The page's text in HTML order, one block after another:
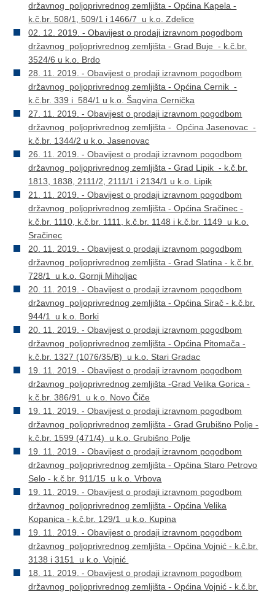
državnog poljoprivrednog zemljišta - Općina Kapela -
k.č.br. 508/1, 509/1 i 1466/7 u k.o. Zdelice
02. 12. 2019. - Obavijest o prodaji izravnom pogodbom
državnog poljoprivrednog zemljišta - Grad Buje - k.č.br.
3524/6 u k.o. Brdo
28. 11. 2019. - Obavijest o prodaji izravnom pogodbom
državnog poljoprivrednog zemljišta - Općina Cernik -
k.č.br. 339 i 584/1 u k.o. Šagvina Cernička
27. 11. 2019. - Obavijest o prodaji izravnom pogodbom
državnog poljoprivrednog zemljišta - Općina Jasenovac -
k.č.br. 1344/2 u k.o. Jasenovac
26. 11. 2019. - Obavijest o prodaji izravnom pogodbom
državnog poljoprivrednog zemljišta - Grad Lipik - k.č.br.
1813, 1838, 2111/2, 2111/1 i 2134/1 u k.o. Lipik
21. 11. 2019. - Obavijest o prodaji izravnom pogodbom
državnog poljoprivrednog zemljišta - Općina Sračinec -
k.č.br. 1110, k.č.br. 1111, k.č.br. 1148 i k.č.br. 1149 u k.o.
Sračinec
20. 11. 2019. - Obavijest o prodaji izravnom pogodbom
državnog poljoprivrednog zemljišta - Grad Slatina - k.č.br.
728/1 u k.o. Gornji Miholjac
20. 11. 2019. - Obavijest o prodaji izravnom pogodbom
državnog poljoprivrednog zemljišta - Općina Sirač - k.č.br.
944/1 u k.o. Borki
20. 11. 2019. - Obavijest o prodaji izravnom pogodbom
državnog poljoprivrednog zemljišta - Općina Pitomača -
k.č.br. 1327 (1076/35/B) u k.o. Stari Gradac
19. 11. 2019. - Obavijest o prodaji izravnom pogodbom
državnog poljoprivrednog zemljišta -Grad Velika Gorica -
k.č.br. 386/91 u k.o. Novo Čiče
19. 11. 2019. - Obavijest o prodaji izravnom pogodbom
državnog poljoprivrednog zemljišta - Grad Grubišno Polje -
k.č.br. 1599 (471/4) u k.o. Grubišno Polje
19. 11. 2019. - Obavijest o prodaji izravnom pogodbom
državnog poljoprivrednog zemljišta - Općina Staro Petrovo
Selo - k.č.br. 911/15 u k.o. Vrbova
19. 11. 2019. - Obavijest o prodaji izravnom pogodbom
državnog poljoprivrednog zemljišta - Općina Velika
Kopanica - k.č.br. 129/1 u k.o. Kupina
19. 11. 2019. - Obavijest o prodaji izravnom pogodbom
državnog poljoprivrednog zemljišta - Općina Vojnić - k.č.br.
3138 i 3151 u k.o. Vojnić
18. 11. 2019. - Obavijest o prodaji izravnom pogodbom
državnog poljoprivrednog zemljišta - Općina Vojnić - k.č.br.